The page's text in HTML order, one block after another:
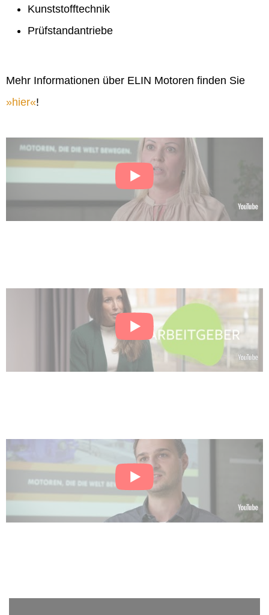
Kunststofftechnik
Prüfstandantriebe
Mehr Informationen über ELIN Motoren finden Sie
hier !